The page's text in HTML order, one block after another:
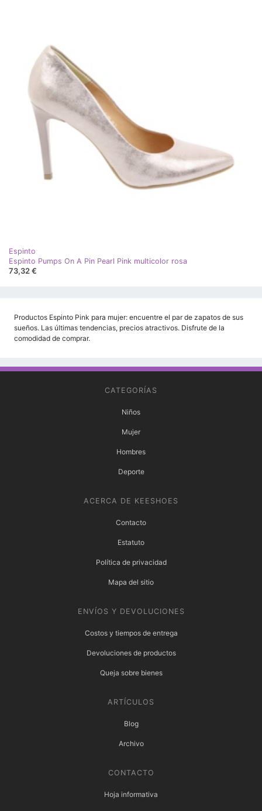
Espinto
Espinto Pumps On A Pin Pearl Pink multicolor rosa
73,32 €
Productos Espinto Pink para mujer: encuentre el par de zapatos de sus
sueños. Las últimas tendencias, precios atractivos. Disfrute de la
comodidad de comprar.
CATEGORÍAS
Niños
Mujer
Hombres
Deporte
ACERCA DE KEESHOES
Contacto
Estatuto
Política de privacidad
Mapa del sitio
ENVÍOS Y DEVOLUCIONES
Costos y tiempos de entrega
Devoluciones de productos
Queja sobre bienes
ARTÍCULOS
Blog
Archivo
CONTACTO
Hoja informativa